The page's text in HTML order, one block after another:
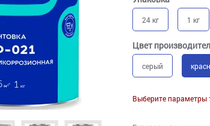
24 кг 1 кг
Цвет
серый
Выберите параметры